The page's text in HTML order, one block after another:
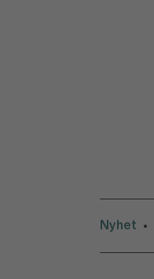
Nyhet •